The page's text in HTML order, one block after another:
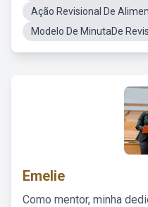
Ação Revisional De
Modelo De MinutaDe
Emelie
Como mentor, minha